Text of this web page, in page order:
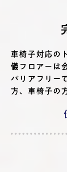
車椅子対応の
儀フロアーは
バリアフリー
方、車椅子の